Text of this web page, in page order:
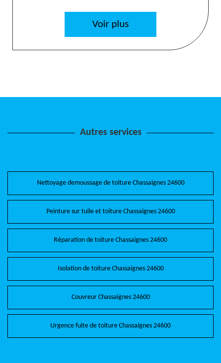
Voir plus
Autres services
Nettoyage demoussage de toiture Chassaignes 24600
Peinture sur tuile et toiture Chassaignes 24600
Réparation de toiture Chassaignes 24600
Isolation de toiture Chassaignes 24600
Couvreur Chassaignes 24600
Urgence fuite de toiture Chassaignes 24600